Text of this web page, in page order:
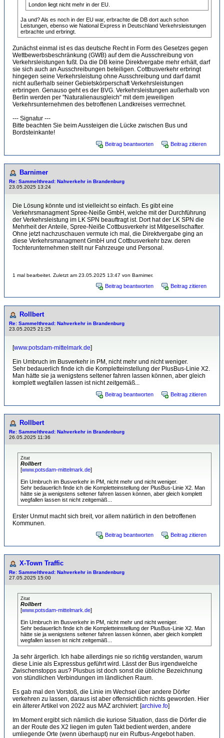
London liegt nicht mehr in der EU.
Ja und? Als es noch in der EU war, erbrachte die DB dort auch schon
Leistungen, ebenso wie National Express in Deutschland Verkehrsleistungen
erbrachte und erbringt.
Zunächst einmal ist es das deutsche Recht in Form des Gesetzes gegen
Wettbewerbsbeschränkung (GWB) auf dem die Ausschreibung von
Verkehrsleistungen fußt. Da die DB keine Direktvergabe mehr erhält, darf
sie sich auch an Ausschreibungen beteiligen. Cottbusverkehr erbringt
hingegen seine Verkehrsleistung ohne Ausschreibung und darf damit
nicht außerhalb seiner Gebietskörperschaft Verkehrsleistungen
erbringen. Genauso geht es der BVG. Verkehrsleistungen außerhalb von
Berlin werden per "Naturalienausgleich" mit dem jeweiligen
Verkehrsunternehmen des betroffenen Landkreises verrrechnet.
--- Signatur ---
Bitte beachten Sie beim Aussteigen die Lücke zwischen Bus und
Bordsteinkante!
Beitrag beantworten Beitrag zitieren
Barnimer
Re: Sammelthread: Nahverkehr in Brandenburg
23.05.2025 13:24
Die Lösung könnte und ist vielleicht so einfach. Es gibt eine
Verkehrsmanagment Spree-Neiße GmbH, welche mit der Durchführung
der Verkehrsleistung im LK SPN beauftragt ist. Dort hat der LK SPN die
Mehrheit der Anteile, Spree-Neiße Cottbusverkehr ist Mitgesellschafter.
Ohne jetzt nachzuschauen vermute ich mal, die Direktvergabe ging an
diese Verkehrsmanagment GmbH und Cottbusverkehr bzw. deren
Tochterunternehmen stellt nur Fahrzeuge und Personal.
1 mal bearbeitet. Zuletzt am 23.05.2025 13:47 von Barnimer.
Beitrag beantworten Beitrag zitieren
Rollbert
Re: Sammelthread: Nahverkehr in Brandenburg
23.05.2025 21:25
[www.potsdam-mittelmark.de]
Ein Umbruch im Busverkehr in PM, nicht mehr und nicht weniger.
Sehr bedauerlich finde ich die Kompletteinstellung der PlusBus-Linie X2.
Man hätte sie ja wenigstens seltener fahren lassen können, aber gleich
komplett wegfallen lassen ist nicht zeitgemäß...
Beitrag beantworten Beitrag zitieren
Rollbert
Re: Sammelthread: Nahverkehr in Brandenburg
26.05.2025 11:36
Zitat
Rollbert
[www.potsdam-mittelmark.de]
Ein Umbruch im Busverkehr in PM, nicht mehr und nicht weniger.
Sehr bedauerlich finde ich die Kompletteinstellung der PlusBus-Linie X2. Man
hätte sie ja wenigstens seltener fahren lassen können, aber gleich komplett
wegfallen lassen ist nicht zeitgemäß...
Erster Unmut macht sich breit, vor allem natürlich in den betroffenen
Kommunen.
Beitrag beantworten Beitrag zitieren
X-Town Traffic
Re: Sammelthread: Nahverkehr in Brandenburg
27.05.2025 15:00
Zitat
Rollbert
[www.potsdam-mittelmark.de]
Ein Umbruch im Busverkehr in PM, nicht mehr und nicht weniger.
Sehr bedauerlich finde ich die Kompletteinstellung der PlusBus-Linie X2. Man
hätte sie ja wenigstens seltener fahren lassen können, aber gleich komplett
wegfallen lassen ist nicht zeitgemäß...
Ja sehr ärgerlich. Ich habe allerdings nie so richtig verstanden, warum
diese Linie als Expressbus geführt wird. Lässt der Bus irgendwelche
Zwischenstopps aus? Plusbus ist doch sonst die übliche Bezeichnung
von stündlichen Verbindungen im ländlichen Raum.
Es gab mal den Vorstoß, die Linie im Wechsel über andere Dörfer
verkehren zu lassen, daraus ist aber offensichtlich nichts geworden. Hier
ein älterer Artikel von 2022 aus MAZ archiviert: [archive.fo]
Im Moment ergibt sich nämlich die kuriose Situation, dass die Dörfer die
an der Route des X2 liegen im guten Takt bedient werden, andere
umliegende Orte (wenn überhaupt) nur ein Rufbus-Angebot haben.